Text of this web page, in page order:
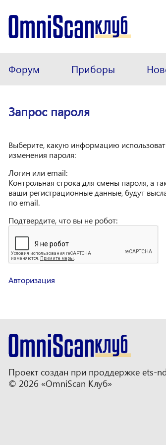
Форум Приборы
Запрос пароля
Выберите, какую информацию
изменения пароля:
Логин или email:
Контрольная строка для смены пароля, а
ваши регистрационные данные, будут
по email.
Подтвердите, что вы не робот:
Авторизация
Проект создан при проддержке ets-
© 2026 «OmniScan Клуб»